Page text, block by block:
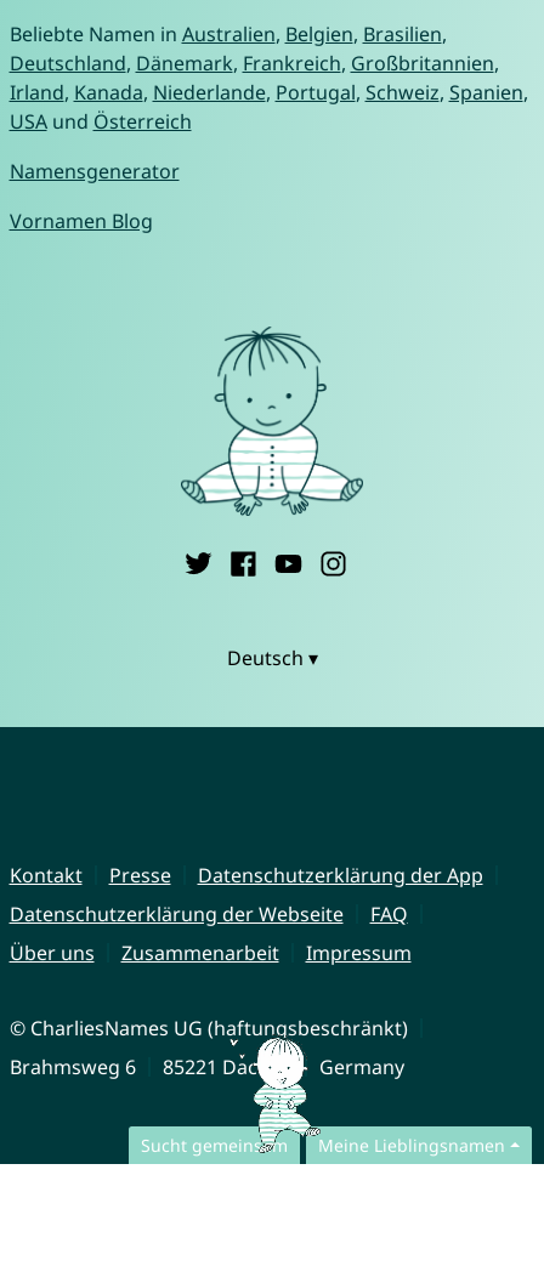
Sucht gemeinsam Meine Lieblingsnamen
Beliebte Namen in Australien, Belgien, Brasilien,
Deutschland, Dänemark, Frankreich, Großbritannien,
Irland, Kanada, Niederlande, Portugal, Schweiz, Spanien,
USAund Österreich
Namensgenerator
Vornamen Blog
Deutsch ▾
Kontakt Presse
Datenschutzerklärung der App
Datenschutzerklärung der Webseite
FAQ
Über uns
Zusammenarbeit Impressum
© CharliesNames UG (haftungsbeschränkt)
Brahmsweg 6
85221 Dachau Germany